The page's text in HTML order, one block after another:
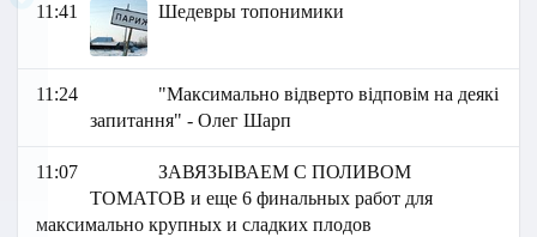
11:41 Шедевры топонимики
11:24
"Максимально відверто відповім на деякі
запитання" - Олег Шарп
11:07
ЗАВЯЗЫВАЕМ С ПОЛИВОМ
ТОМАТОВ и еще 6 финальных работ для
максимально крупных и сладких плодов